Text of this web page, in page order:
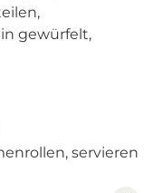
gewürfelt,
servieren